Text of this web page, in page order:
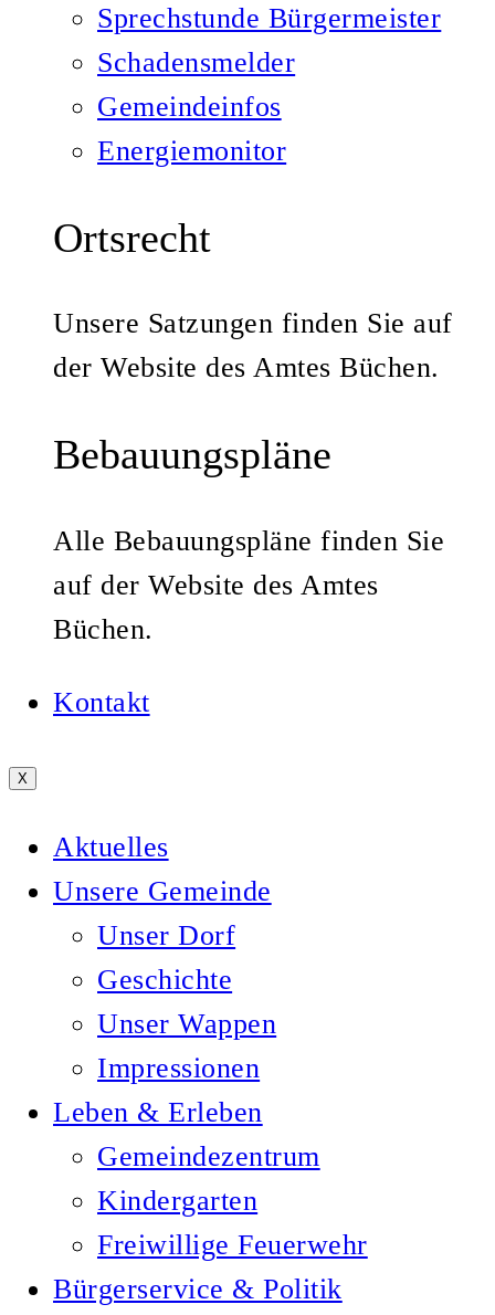
Sprechstunde Bürgermeister
Schadensmelder
Gemeindeinfos
Energiemonitor
Ortsrecht
Unsere Satzungen finden Sie auf
der Website des Amtes Büchen.
Bebauungspläne
Alle Bebauungspläne finden Sie
auf der Website des Amtes
Büchen.
Kontakt
X
Aktuelles
Unsere Gemeinde
Unser Dorf
Geschichte
Unser Wappen
Impressionen
Leben & Erleben
Gemeindezentrum
Kindergarten
Freiwillige Feuerwehr
Bürgerservice & Politik